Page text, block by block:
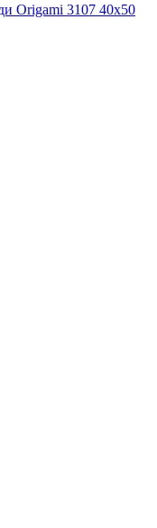
Origami 3107 40x50